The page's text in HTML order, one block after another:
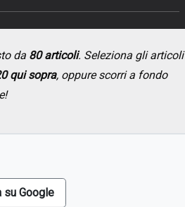
da 80 articoli. Seleziona gli
qui sopra, oppure scorri a fondo
su Google